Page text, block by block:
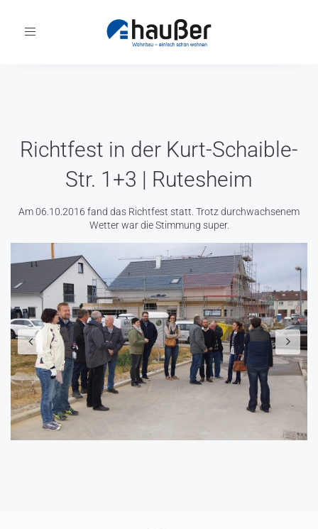
Toggle
Richtfest in der Kurt-Schaible-
Str. 1+3 | Rutesheim
Am 06.10.2016 fand das Richtfest statt. Trotz durchwachsenem
Wetter war die Stimmung super.